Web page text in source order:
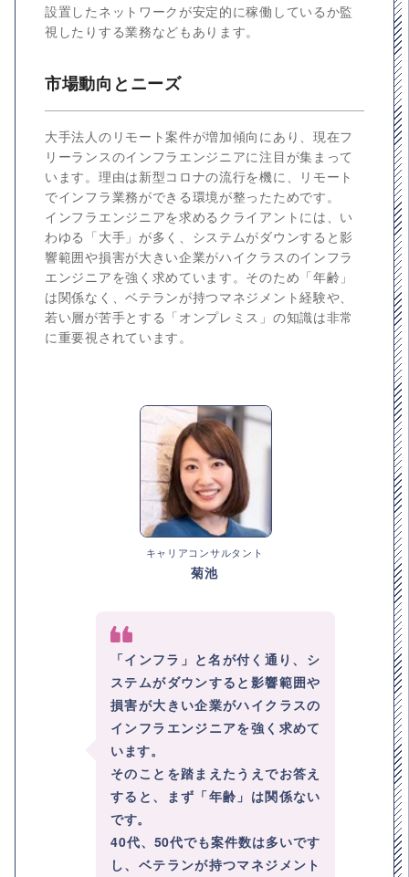
設置したネットワークが安定的に稼働しているか監
視したりする業務などもあります。
市場動向とニーズ
大手法人のリモート案件が増加傾向にあり、現在フ
リーランスのインフラエンジニアに注目が集まって
います。理由は新型コロナの流行を機に、リモート
でインフラ業務ができる環境が整ったためです。
インフラエンジニアを求めるクライアントには、い
わゆる「大手」が多く、システムがダウンすると影
響範囲や損害が大きい企業がハイクラスのインフラ
エンジニアを強く求めています。そのため「年齢」
は関係なく、ベテランが持つマネジメント経験や、
若い層が苦手とする「オンプレミス」の知識は非常
に重要視されています。
キャリアコンサルタント
菊池
「インフラ」と名が付く通り、シ
ステムがダウンすると影響範囲や
損害が大きい企業がハイクラスの
インフラエンジニアを強く求めて
います。
そのことを踏まえたうえでお答え
すると、まず「年齢」は関係ない
です。
40代、50代でも案件数は多いです
し、ベテランが持つマネジメント